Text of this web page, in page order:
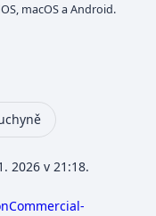
macOS a Android.
2026 v 21:18.